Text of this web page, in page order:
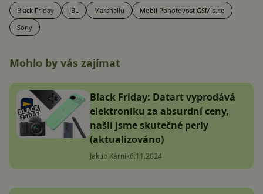
Black Friday JBL Marshallu
Mobil Pohotovost GSM s.r.o
Sony
Mohlo by vás zajímat
Black Friday: Datart vyprodává
elektroniku za absurdní ceny,
našli jsme skutečné perly
(aktualizováno)
Jakub Kárník6.11.2024